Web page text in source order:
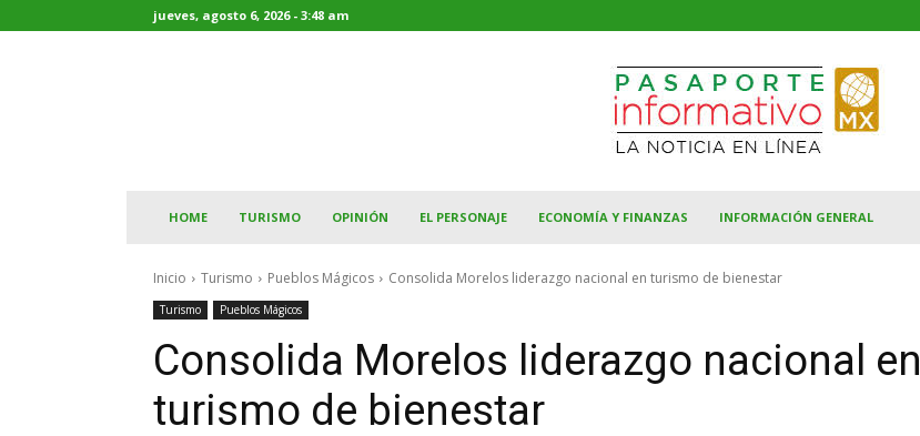
jueves, agosto 6, 2026 - 3:48 am
HOME TURISMO OPINIÓN EL PERSONAJE ECONOMÍA Y FINANZAS INFORMACIÓN GENERAL
Inicio Turismo Pueblos Mágicos Consolida Morelos liderazgo nacional en turismo de bienestar
Turismo Pueblos Mágicos
Consolida Morelos liderazgo nacional en
turismo de bienestar